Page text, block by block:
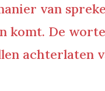
van
De